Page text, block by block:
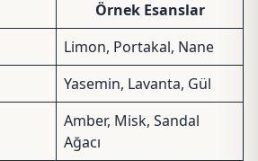
Örnek Esanslar
Limon, Portakal, Nane
Yasemin, Lavanta, Gül
Amber, Misk, Sandal
Ağacı